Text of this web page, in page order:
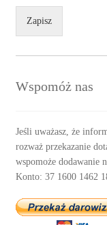
Zapisz
Wspomóż nas
Jeśli uważasz, że
rozważ przekazanie
wspomoże dodawanie
Konto: 37 1600 1462